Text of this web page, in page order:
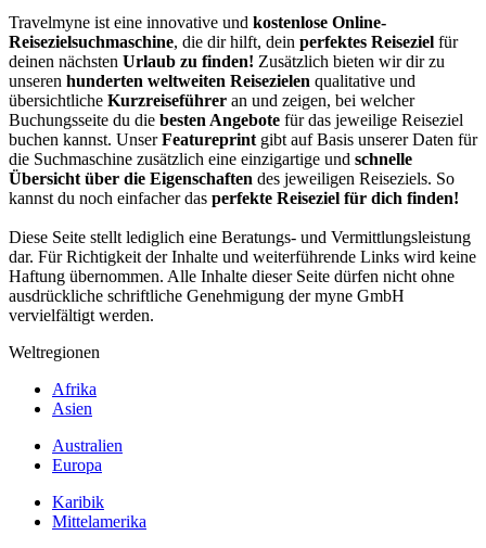
Travelmyne ist eine innovative und kostenlose Online-
Reisezielsuchmaschine, die dir hilft, dein perfektes Reiseziel für
deinen nächsten Urlaub zu finden! Zusätzlich bieten wir dir zu
unseren hunderten weltweiten Reisezielen qualitative und
übersichtliche Kurzreiseführer an und zeigen, bei welcher
Buchungsseite du die besten Angebote für das jeweilige Reiseziel
buchen kannst. UnserFeatureprintgibt auf Basis unserer Daten für
die Suchmaschine zusätzlich eine einzigartige und schnelle
Übersicht über die Eigenschaften des jeweiligen Reiseziels. So
kannst du noch einfacher das perfekte Reiseziel für dich finden!
Diese Seite stellt lediglich eine Beratungs- und Vermittlungsleistung
dar. Für Richtigkeit der Inhalte und weiterführende Links wird keine
Haftung übernommen. Alle Inhalte dieser Seite dürfen nicht ohne
ausdrückliche schriftliche Genehmigung der myne GmbH
vervielfältigt werden.
Weltregionen
Afrika
Asien
Australien
Europa
Karibik
Mittelamerika